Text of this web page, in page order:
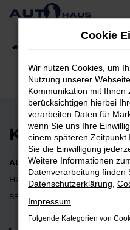
Zum
KONTAKT
AUTOHAUS ERNST HAHN
Hauptstraße 37
88662 Überlingen-
Cookie
Wir nutzen Cookies, um
Nutzung unserer
Kommunikation mit Ihnen
berücksichtigen hierbei
verarbeiten Daten für
wenn Sie uns Ihre
einem späteren Zeitpunkt
Sie die Einwilligung
Weitere Informationen
Datenverarbeitung finden
Datenschutzerklärung
Impressum
Folgende Kategorien von